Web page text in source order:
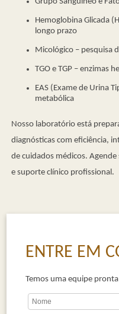
Hemoglobina Glicada (HbA1c) – monitoramento de glicose no
longo prazo
Micológico – pesquisa
TGO e TGP – enzimas
EAS (Exame de Urina Tipo I) – avaliação geral de saúde renal e
metabólica
Nosso laboratório está
diagnósticas com eficiência,
de cuidados médicos.
e suporte clínico profissional.
ENTRE EM
Temos uma equipe